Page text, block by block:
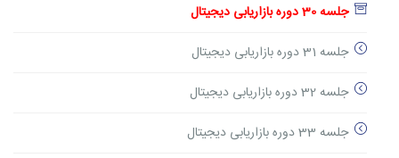
جلسه 30 دوره بازاریابی دیجیتال
جلسه 31 دوره بازاریابی دیجیتال
جلسه 32 دوره بازاریابی دیجیتال
جلسه 33 دوره بازاریابی دیجیتال